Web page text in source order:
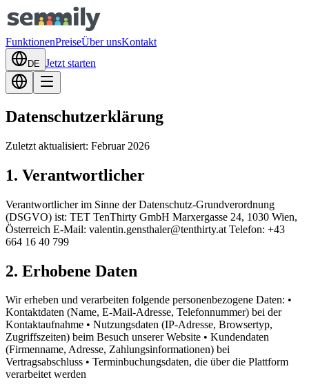
FunktionenPreiseÜber unsKontakt
DE Jetzt starten
Datenschutzerklärung
Zuletzt aktualisiert: Februar 2026
1. Verantwortlicher
Verantwortlicher im Sinne der Datenschutz-Grundverordnung
(DSGVO) ist: TET TenThirty GmbH Marxergasse 24, 1030 Wien,
Österreich E-Mail: valentin.gensthaler@tenthirty.at Telefon: +43
664 16 40 799
2. Erhobene Daten
Wir erheben und verarbeiten folgende personenbezogene Daten: •
Kontaktdaten (Name, E-Mail-Adresse, Telefonnummer) bei der
Kontaktaufnahme • Nutzungsdaten (IP-Adresse, Browsertyp,
Zugriffszeiten) beim Besuch unserer Website • Kundendaten
(Firmenname, Adresse, Zahlungsinformationen) bei
Vertragsabschluss • Terminbuchungsdaten, die über die Plattform
verarbeitet werden